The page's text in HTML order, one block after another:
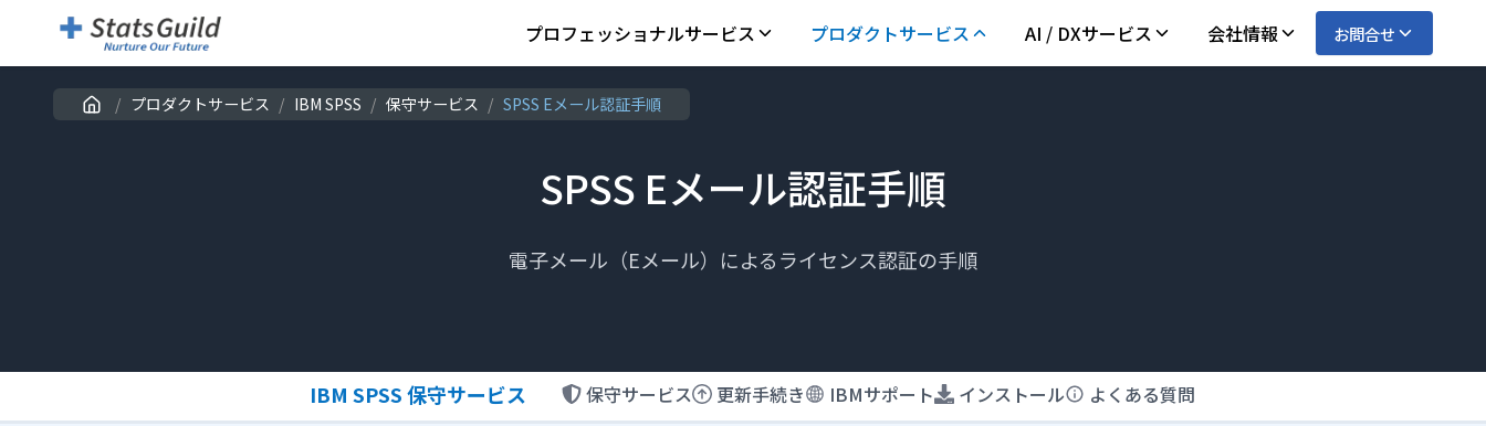
プロフェッショナルサービス プロダクトサービス AI / DXサービス 会社情報 お問合せ
/ プロダクトサービス / IBM SPSS / 保守サービス / SPSS Eメール認証手順
SPSS Eメール認証手順
電子メール（Eメール）によるライセンス認証の手順
IBM SPSS 保守サービス 保守サービス 更新手続き IBMサポート インストール よくある質問